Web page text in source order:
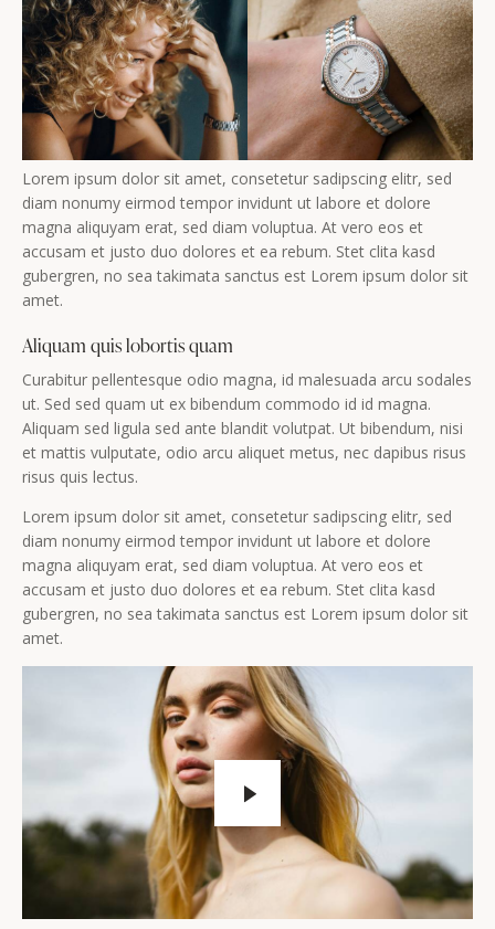
Lorem ipsum dolor sit amet, consetetur sadipscing elitr, sed
diam nonumy eirmod tempor invidunt ut labore et dolore
magna aliquyam erat, sed diam voluptua. At vero eos et
accusam et justo duo dolores et ea rebum. Stet clita kasd
gubergren, no sea takimata sanctus est Lorem ipsum dolor sit
amet.
Aliquam quis lobortis quam
Curabitur pellentesque odio magna, id malesuada arcu sodales
ut. Sed sed quam ut ex bibendum commodo id id magna.
Aliquam sed ligula sed ante blandit volutpat. Ut bibendum, nisi
et mattis vulputate, odio arcu aliquet metus, nec dapibus risus
risus quis lectus.
Lorem ipsum dolor sit amet, consetetur sadipscing elitr, sed
diam nonumy eirmod tempor invidunt ut labore et dolore
magna aliquyam erat, sed diam voluptua. At vero eos et
accusam et justo duo dolores et ea rebum. Stet clita kasd
gubergren, no sea takimata sanctus est Lorem ipsum dolor sit
amet.